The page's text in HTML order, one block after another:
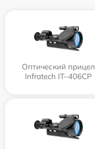
Оптический прицел
Infratech IT–406СP